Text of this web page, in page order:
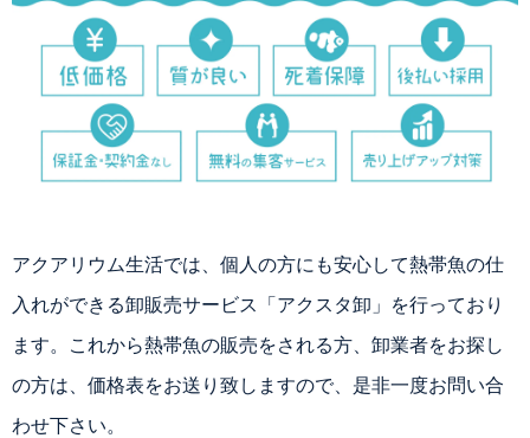
アクアリウム生活では、個人の方にも安心して熱帯魚の仕
入れができる卸販売サービス「アクスタ卸」を行っており
ます。これから熱帯魚の販売をされる方、卸業者をお探し
の方は、価格表をお送り致しますので、是非一度お問い合
わせ下さい。